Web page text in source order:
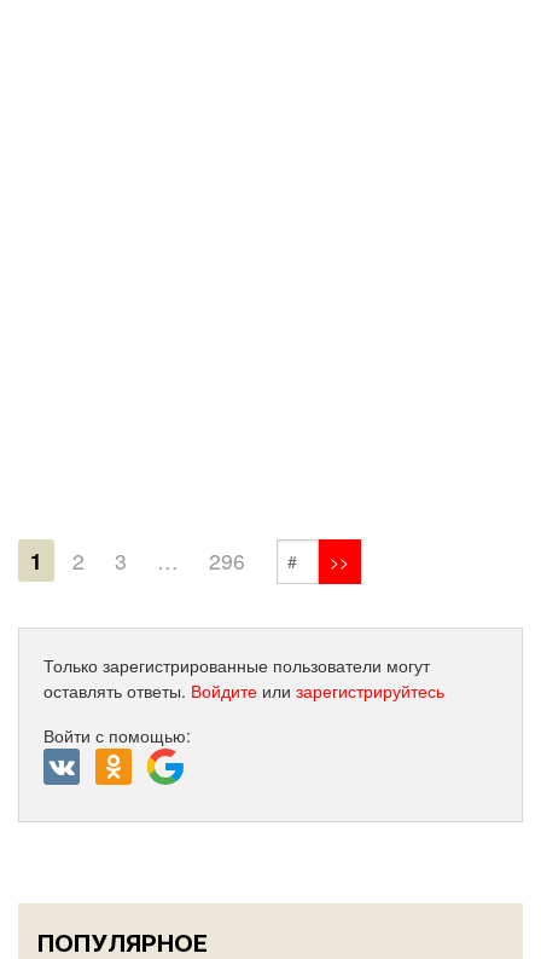
1 2 3 … 296
Только зарегистрированные пользователи могут
оставлять ответы. Войдите или зарегистрируйтесь
Войти с помощью:
ПОПУЛЯРНОЕ